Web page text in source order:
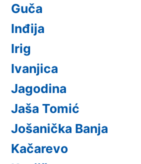
Guča
Inđija
Irig
Ivanjica
Jagodina
Jaša Tomić
Jošanička Banja
Kačarevo